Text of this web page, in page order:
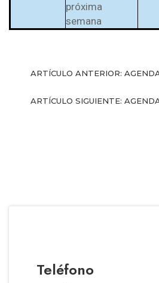
próxima
semana
ARTÍCULO ANTERIOR:
ARTÍCULO SIGUIENTE:
Teléfono